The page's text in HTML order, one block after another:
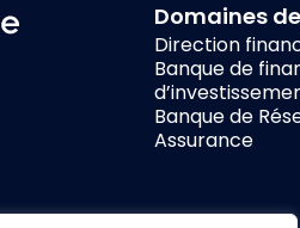
Domaines
Direction
Banque de
Banque de
Assurance